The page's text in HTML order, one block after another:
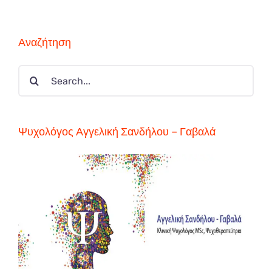
Αναζήτηση
Search
Ψυχολόγος Αγγελική Σανδήλου – Γαβαλά